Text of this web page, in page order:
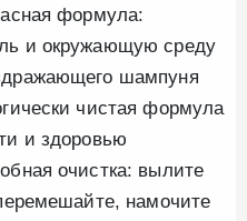
формула:
и окружающую среду
шампуня
чистая формула
и здоровью
очистка: вылите
намочите